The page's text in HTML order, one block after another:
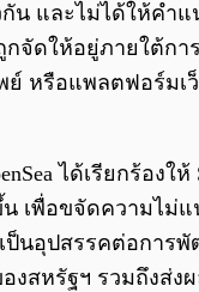
น และไม่ได้ให้คำแ
กจัดให้อยู่ภายใต้กา
หรือแพลตฟอร์มเ
ได้เรียกร้องใ
เพื่อขจัดความไม่
ป็นอุปสรรคต่อการ
งสหรัฐฯ รวมถึงส่ง